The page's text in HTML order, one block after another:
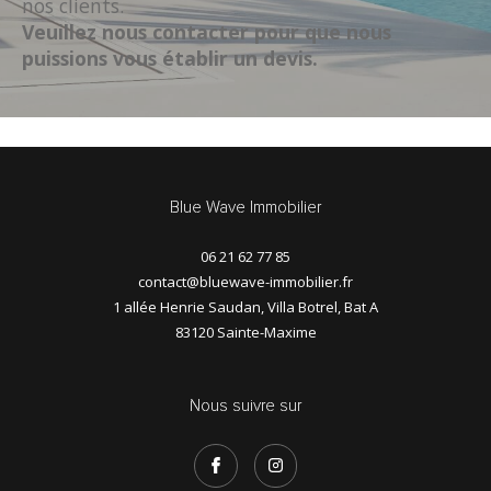
nos clients.
Veuillez nous contacter pour que nous
puissions vous établir un devis.
Blue Wave Immobilier
06 21 62 77 85
contact@bluewave-immobilier.fr
1 allée Henrie Saudan, Villa Botrel, Bat A
83120
Sainte-Maxime
Nous suivre sur
Budget
BUDGET
SURFACE
COUPS DE COEUR
NOUVEAUTÉS